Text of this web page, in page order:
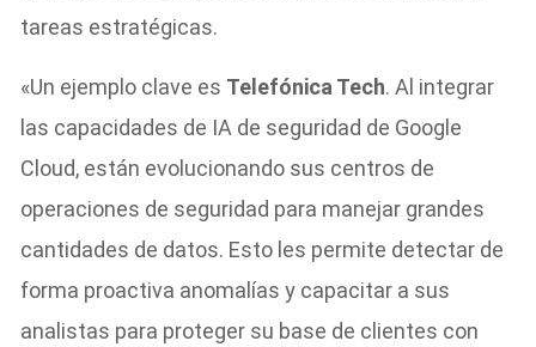
tareas estratégicas.
«Un ejemplo clave es Telefónica Tech. Al integrar
las capacidades de IA de seguridad de Google
Cloud, están evolucionando sus centros de
operaciones de seguridad para manejar grandes
cantidades de datos. Esto les permite detectar de
forma proactiva anomalías y capacitar a sus
analistas para proteger su base de clientes con